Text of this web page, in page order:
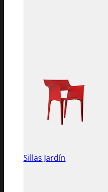
Sillas Jardín